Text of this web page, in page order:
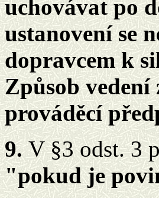
uchovávat po
ustanovení se
dopravcem k
Způsob
prováděcí
9.V §3 odst. 3
"pokud je